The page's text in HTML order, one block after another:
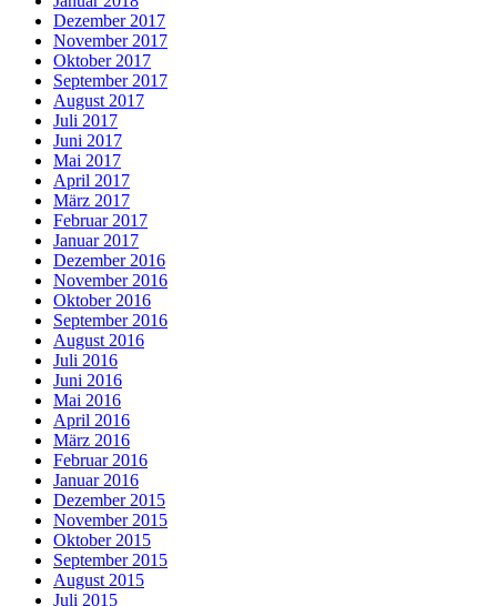
Dezember 2017
November 2017
Oktober 2017
September 2017
August 2017
Juli 2017
Juni 2017
Mai 2017
April 2017
März 2017
Februar 2017
Januar 2017
Dezember 2016
November 2016
Oktober 2016
September 2016
August 2016
Juli 2016
Juni 2016
Mai 2016
April 2016
März 2016
Februar 2016
Januar 2016
Dezember 2015
November 2015
Oktober 2015
September 2015
August 2015
Juli 2015